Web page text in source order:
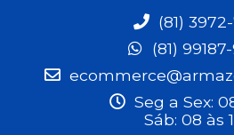
(81)
(81)
Seg a Sex:
Sáb: 08 às